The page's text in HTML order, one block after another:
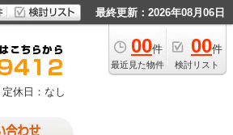
最終更新：2026年08月06日
00件
最近見た物件
00件
検討リスト
定休日：なし